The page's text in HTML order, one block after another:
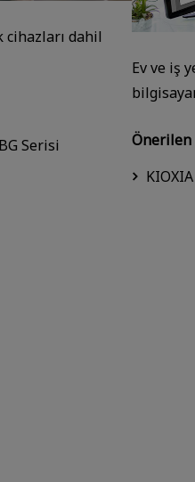
dahil
Serisi
Ev ve iş